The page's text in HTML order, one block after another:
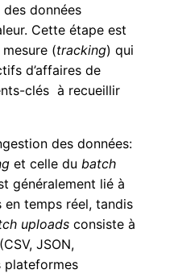
données
Cette étape est
(tracking) qui
d’affaires de
clés à recueillir
des données:
et celle du batch
généralement lié à
en temps réel, tandis
uploads consiste à
JSON,
plateformes